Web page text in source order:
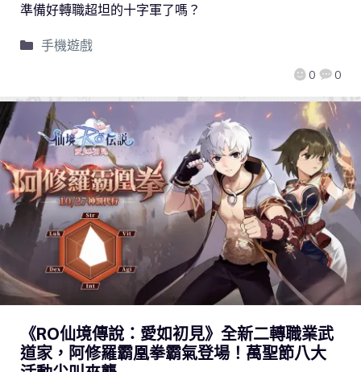
0 0
準備好轉職超坦的十字軍了嗎？
手機遊戲
《RO仙境傳說：愛如初見》全新二轉職業武
道家，阿修羅霸凰拳霸氣登場！萬聖節八大